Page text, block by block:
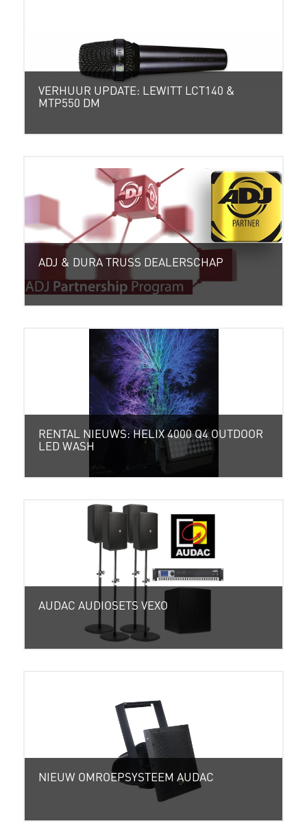
VERHUUR UPDATE: LEWITT LCT140 &
MTP550 DM
ADJ & DURA TRUSS DEALERSCHAP
RENTAL NIEUWS: HELIX 4000 Q4 OUTDOOR
LED WASH
AUDAC AUDIOSETS VEXO
NIEUW OMROEPSYSTEEM AUDAC